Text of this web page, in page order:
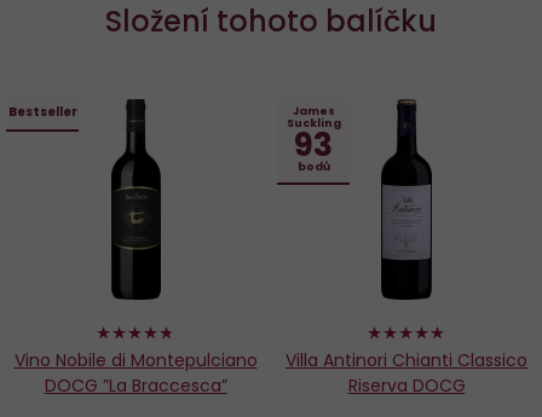
Složení tohoto balíčku
Bestseller
94%
Vino Nobile di Montepulciano
DOCG ”La Braccesca”
James
Suckling
93
bodů
96%
Villa Antinori Chianti Classico
Riserva DOCG